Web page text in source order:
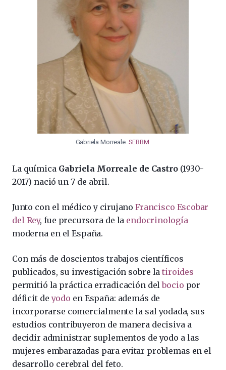
Gabriela Morreale. SEBBM.
La química Gabriela Morreale de Castro(1930-
2017) nació un 7 de abril.
Junto con el médico y cirujanoFrancisco Escobar
del Rey, fue precursora de la endocrinología
moderna en el España.
Con más de doscientos trabajos científicos
publicados, su investigación sobre latiroides
permitió la práctica erradicación delbocio por
déficit deyodo en España: además de
incorporarse comercialmente la sal yodada, sus
estudios contribuyeron de manera decisiva a
decidir administrar suplementos de yodo a las
mujeres embarazadas para evitar problemas en el
desarrollo cerebral del feto.